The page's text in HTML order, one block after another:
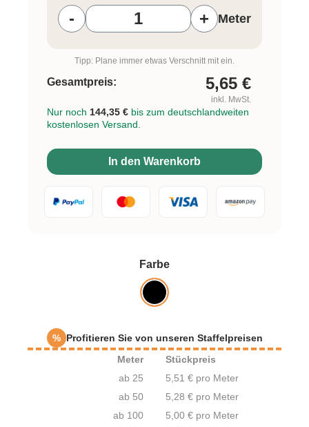
Farbeauswählen
% Profitieren Sie von unseren Staffelpreisen
Meter
Stückpreis
ab 25
5,51 € pro Meter
ab 50
5,28 € pro Meter
ab 100
5,00 € pro Meter
- + Meter
Tipp: Plane immer etwas Verschnitt mit ein.
Gesamtpreis: 5,65 €
inkl. MwSt.
Nur noch 144,35 € bis zum deutschlandweiten
kostenlosen Versand.
In den Warenkorb